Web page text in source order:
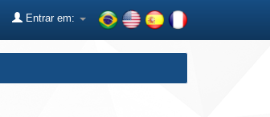
Entrar em: